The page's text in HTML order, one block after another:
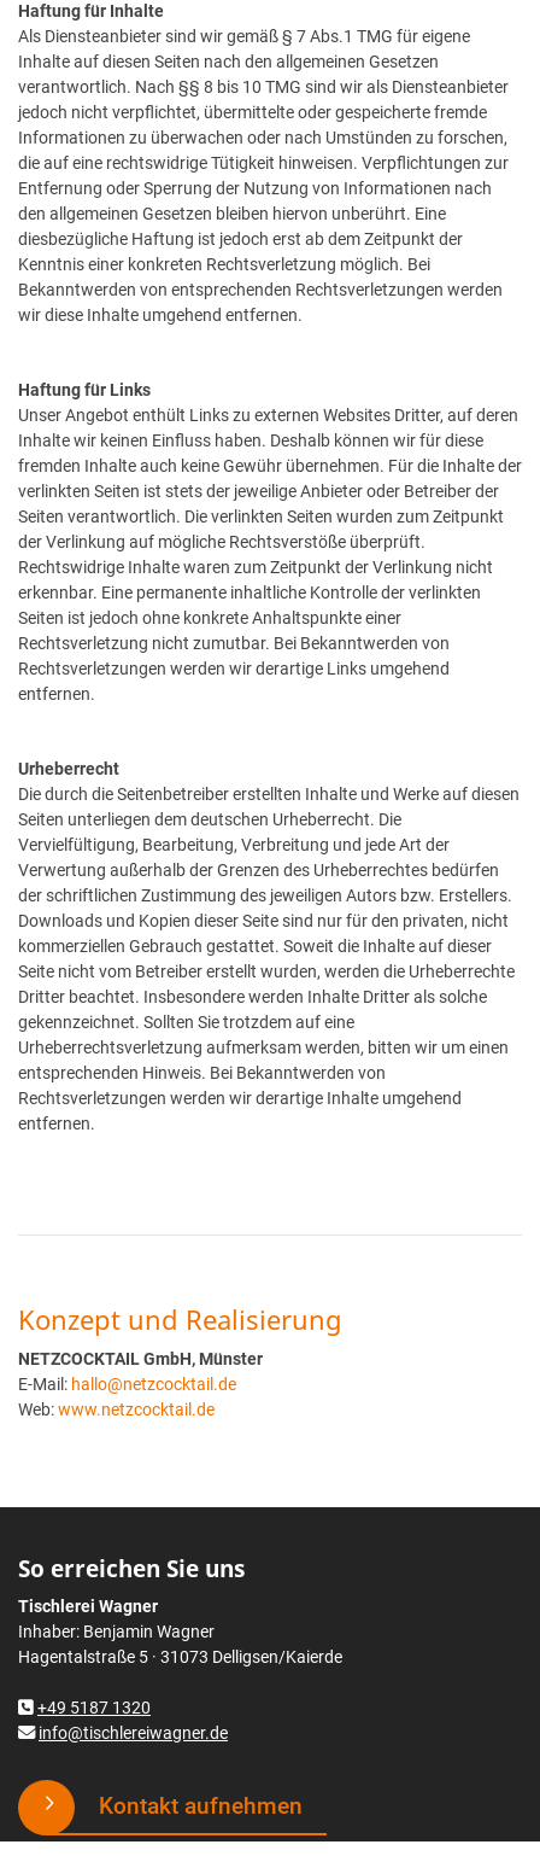
Haftung für Inhalte
Als Diensteanbieter sind wir gemäß § 7 Abs.1 TMG für eigene
Inhalte auf diesen Seiten nach den allgemeinen Gesetzen
verantwortlich. Nach §§ 8 bis 10 TMG sind wir als Diensteanbieter
jedoch nicht verpflichtet, übermittelte oder gespeicherte fremde
Informationen zu überwachen oder nach Umstünden zu forschen,
die auf eine rechtswidrige Tütigkeit hinweisen. Verpflichtungen zur
Entfernung oder Sperrung der Nutzung von Informationen nach
den allgemeinen Gesetzen bleiben hiervon unberührt. Eine
diesbezügliche Haftung ist jedoch erst ab dem Zeitpunkt der
Kenntnis einer konkreten Rechtsverletzung möglich. Bei
Bekanntwerden von entsprechenden Rechtsverletzungen werden
wir diese Inhalte umgehend entfernen.
Haftung für Links
Unser Angebot enthült Links zu externen Websites Dritter, auf deren
Inhalte wir keinen Einfluss haben. Deshalb können wir für diese
fremden Inhalte auch keine Gewühr übernehmen. Für die Inhalte der
verlinkten Seiten ist stets der jeweilige Anbieter oder Betreiber der
Seiten verantwortlich. Die verlinkten Seiten wurden zum Zeitpunkt
der Verlinkung auf mögliche Rechtsverstöße überprüft.
Rechtswidrige Inhalte waren zum Zeitpunkt der Verlinkung nicht
erkennbar. Eine permanente inhaltliche Kontrolle der verlinkten
Seiten ist jedoch ohne konkrete Anhaltspunkte einer
Rechtsverletzung nicht zumutbar. Bei Bekanntwerden von
Rechtsverletzungen werden wir derartige Links umgehend
entfernen.
Urheberrecht
Die durch die Seitenbetreiber erstellten Inhalte und Werke auf diesen
Seiten unterliegen dem deutschen Urheberrecht. Die
Vervielfültigung, Bearbeitung, Verbreitung und jede Art der
Verwertung außerhalb der Grenzen des Urheberrechtes bedürfen
der schriftlichen Zustimmung des jeweiligen Autors bzw. Erstellers.
Downloads und Kopien dieser Seite sind nur für den privaten, nicht
kommerziellen Gebrauch gestattet. Soweit die Inhalte auf dieser
Seite nicht vom Betreiber erstellt wurden, werden die Urheberrechte
Dritter beachtet. Insbesondere werden Inhalte Dritter als solche
gekennzeichnet. Sollten Sie trotzdem auf eine
Urheberrechtsverletzung aufmerksam werden, bitten wir um einen
entsprechenden Hinweis. Bei Bekanntwerden von
Rechtsverletzungen werden wir derartige Inhalte umgehend
entfernen.
Konzept und Realisierung
NETZCOCKTAIL GmbH, Münster
E-Mail: hallo@netzcocktail.de
Web:www.netzcocktail.de
So erreichen Sie uns
Tischlerei Wagner
Inhaber: Benjamin Wagner
Hagentalstraße 5 · 31073 Delligsen/Kaierde
+49 5187 1320
info@tischlereiwagner.de
Kontakt aufnehmen